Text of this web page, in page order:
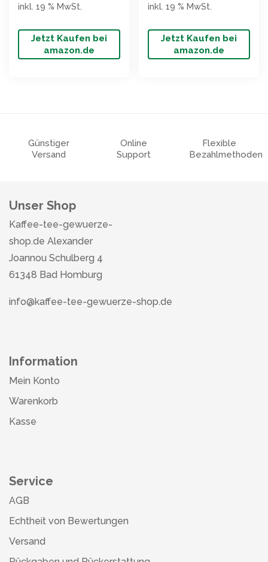
Jetzt Kaufen bei
amazon.de
inkl. 19 % MwSt.
Jetzt Kaufen bei
amazon.de
inkl. 19 % MwSt.
Günstiger
Versand
Online
Support
Flexible
Bezahlmethoden
Unser Shop
Kaffee-tee-gewuerze-
shop.de Alexander
Joannou Schulberg 4
61348 Bad Homburg
info@kaffee-tee-gewuerze-shop.de
Information
Mein Konto
Warenkorb
Kasse
Service
AGB
Echtheit von Bewertungen
Versand